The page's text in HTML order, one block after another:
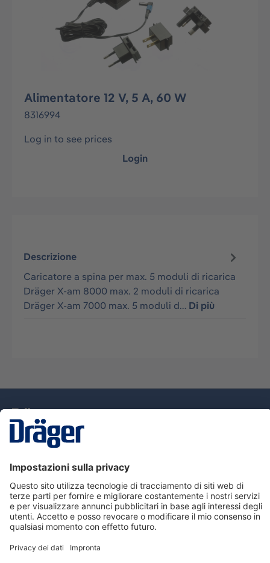
Alimentatore 12 V, 5 A, 60 W
8316994
Log in to see prices
Login
Descrizione
Caricatore a spina per max. 5 moduli di ricarica
Dräger X-am 8000 max. 2 moduli di ricarica
Dräger X-am 7000 max. 5 moduli d… Di più
Assistenza
Informazioni su Dräger
Informazioni